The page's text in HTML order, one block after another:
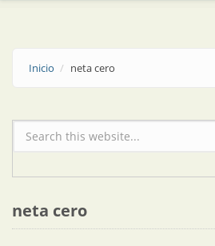
Inicio neta cero
Formulario de búsqueda
neta cero